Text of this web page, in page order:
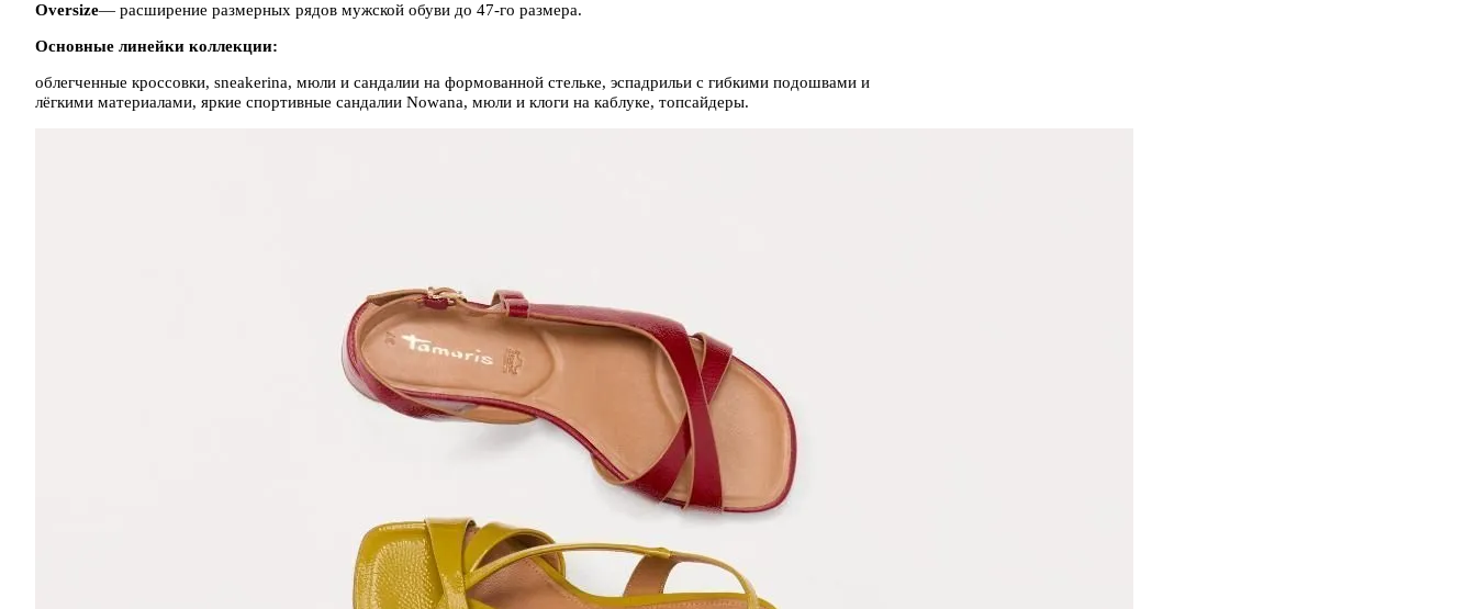
Oversize— расширение размерных рядов мужской обуви до 47-го размера.
Основные линейки коллекции:
облегченные кроссовки, sneakerina, мюли и сандалии на формованной стельке, эспадрильи с гибкими подошвами и
лёгкими материалами, яркие спортивные сандалии Nowana, мюли и клоги на каблуке, топсайдеры.